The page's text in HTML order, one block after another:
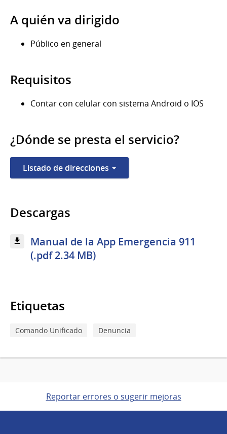
A quién va dirigido
Público en general
Requisitos
Contar con celular con sistema Android o IOS
¿Dónde se presta el servicio?
Listado de direcciones
Descargas
Manual de la App Emergencia 911
(.pdf 2.34 MB)
Etiquetas
Comando Unificado Denuncia
Reportar errores o sugerir mejoras